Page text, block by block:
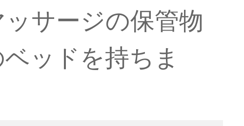
サージの保管物
ッドを持ちま